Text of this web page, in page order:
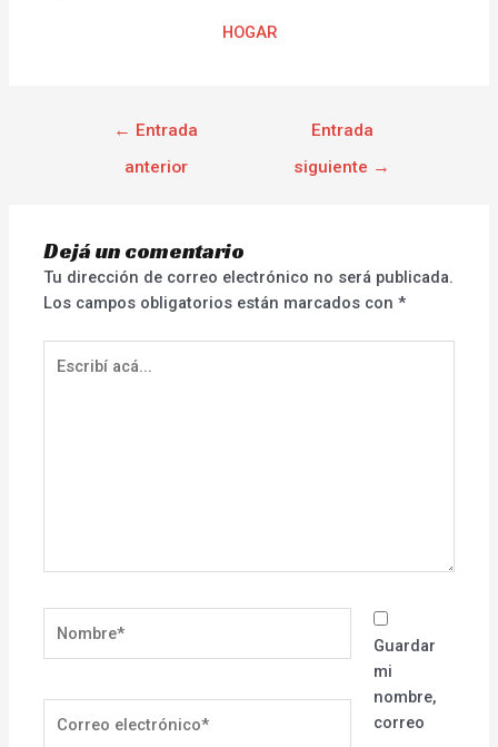
HOGAR
← Entrada
anterior
Entrada
siguiente →
Dejá un comentario
Tu dirección de correo electrónico no será publicada.
Los campos obligatorios están marcados con*
acá...
electrónico*
Guardar
mi
nombre,
correo